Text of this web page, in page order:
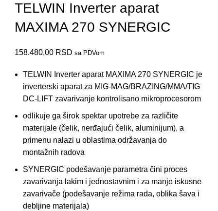
TELWIN Inverter aparat
MAXIMA 270 SYNERGIC
158.480,00 RSD sa PDVom
TELWIN Inverter aparat MAXIMA 270 SYNERGIC je
inverterski aparat za MIG-MAG/BRAZING/MMA/TIG
DC-LIFT zavarivanje kontrolisano mikroprocesorom
odlikuje ga širok spektar upotrebe za različite
materijale (čelik, nerđajući čelik, aluminijum), a
primenu nalazi u oblastima održavanja do
montažnih radova
SYNERGIC podešavanje parametra čini proces
zavarivanja lakim i jednostavnim i za manje iskusne
zavarivače (podešavanje režima rada, oblika šava i
debljine materijala)